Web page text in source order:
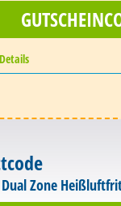
Zone